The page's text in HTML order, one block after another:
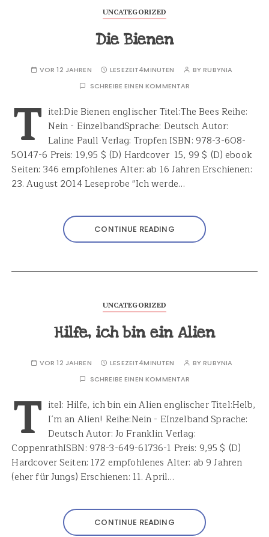
UNCATEGORIZED
Die Bienen
VOR 12 JAHREN LESEZEIT4MINUTEN BYRUBYNIA
SCHREIBE EINEN KOMMENTAR
T itel:Die Bienen englischer Titel:The Bees Reihe:
Nein - EinzelbandSprache: Deutsch Autor:
Laline Paull Verlag: Tropfen ISBN: 978-3-608-
50147-6 Preis: 19,95 $ (D) Hardcover 15, 99 $ (D) ebook
Seiten: 346 empfohlenes Alter: ab 16 Jahren Erschienen:
23. August 2014 Leseprobe "Ich werde…
CONTINUE READING
UNCATEGORIZED
Hilfe, ich bin ein Alien
VOR 12 JAHREN LESEZEIT4MINUTEN BYRUBYNIA
SCHREIBE EINEN KOMMENTAR
T itel: Hilfe, ich bin ein Alien englischer Titel:Helb,
I´m an Alien! Reihe:Nein - EInzelband Sprache:
Deutsch Autor: Jo Franklin Verlag:
CoppenrathISBN: 978-3-649-61736-1 Preis: 9,95 $ (D)
Hardcover Seiten: 172 empfohlenes Alter: ab 9 Jahren
(eher für Jungs) Erschienen: 11. April…
CONTINUE READING